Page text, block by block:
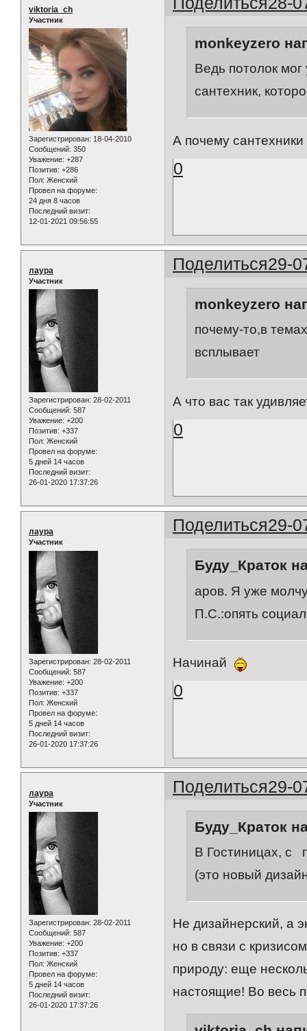
viktoria_ch
Участник
Зарегистрирован: 18-04-2010
Сообщений: 350
Уважение: +287
Позитив: +286
Пол: Женский
Провел на форуме:
24 дня 8 часов
Последний визит:
12-01-2021 09:56:55
monkeyzero
Ведь потолок мог
сантехник,
А почему
0
Поделиться29-
лаура
Участник
Зарегистрирован: 28-02-2011
Сообщений: 587
Уважение: +200
Позитив: +337
Пол: Женский
Провел на форуме:
5 дней 14 часов
Последний визит:
26-01-2020 17:37:26
monkeyzero
почему-то,в
всплывает
А что вас так
0
Поделиться29-
лаура
Участник
Зарегистрирован: 28-02-2011
Сообщений: 587
Уважение: +200
Позитив: +337
Пол: Женский
Провел на форуме:
5 дней 14 часов
Последний визит:
26-01-2020 17:37:26
Буду_Краток
аров. Я уже
П.С.:опять
Начинай
0
Поделиться29-
лаура
Участник
Зарегистрирован: 28-02-2011
Сообщений: 587
Уважение: +200
Позитив: +337
Пол: Женский
Провел на форуме:
5 дней 14 часов
Последний визит:
26-01-2020 17:37:26
Буду_Краток
В Гостиницах, с
(это новый
Не дизайнерский, а
но в связи с
природу: еще
настоящие! Во весь